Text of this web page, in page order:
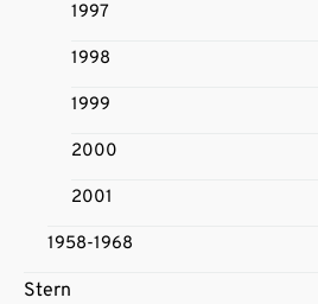
1997
1998
1999
2000
2001
1958-1968
Stern